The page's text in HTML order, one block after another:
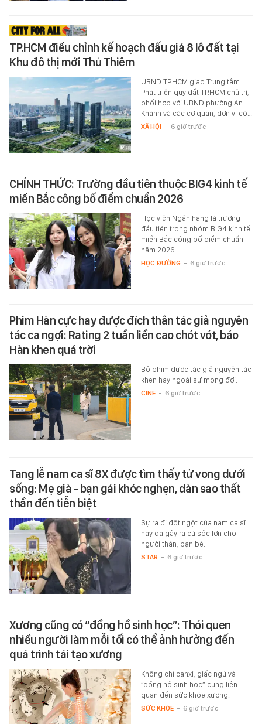
TP.HCM điều chỉnh kế hoạch đấu giá 8 lô đất tại
Khu đô thị mới Thủ Thiêm
UBND TP.HCM giao Trung tâm
Phát triển quỹ đất TP.HCM chủ trì,
phối hợp với UBND phường An
Khánh và các cơ quan, đơn vị có…
XÃ HỘI - 6 giờ trước
CHÍNH THỨC: Trường đầu tiên thuộc BIG4 kinh tế
miền Bắc công bố điểm chuẩn 2026
Học viện Ngân hàng là trường
đầu tiên trong nhóm BIG4 kinh tế
miền Bắc công bố điểm chuẩn
năm 2026.
HỌC ĐƯỜNG - 6 giờ trước
Phim Hàn cực hay được đích thân tác giả nguyên
tác ca ngợi: Rating 2 tuần liền cao chót vót, báo
Hàn khen quá trời
Bộ phim được tác giả nguyên tác
khen hay ngoài sự mong đợi.
CINE - 6 giờ trước
Tang lễ nam ca sĩ 8X được tìm thấy tử vong dưới
sống: Mẹ già - bạn gái khóc nghẹn, dàn sao thất
thần đến tiễn biệt
Sự ra đi đột ngột của nam ca sĩ
này đã gây ra cú sốc lớn cho
người thân, bạn bè.
STAR - 6 giờ trước
Xương cũng có “đồng hồ sinh học”: Thói quen
nhiều người làm mỗi tối có thể ảnh hưởng đến
quá trình tái tạo xương
Không chỉ canxi, giấc ngủ và
“đồng hồ sinh học” cũng liên
quan đến sức khỏe xương.
SỨC KHỎE - 6 giờ trước